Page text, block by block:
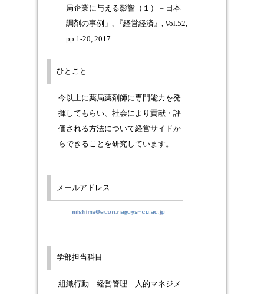
局企業に与える影響（１）－日本
調剤の事例」, 『経営経済』, Vol.52,
pp.1-20, 2017.
ひとこと
今以上に薬局薬剤師に専門能力を発
揮してもらい、社会により貢献・評
価される方法について経営サイドか
らできることを研究しています。
メールアドレス
学部担当科目
組織行動 経営管理 人的マネジメ